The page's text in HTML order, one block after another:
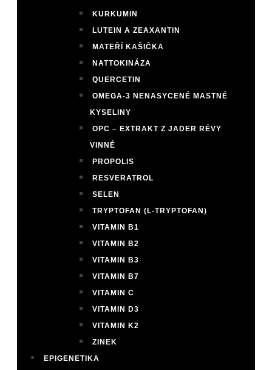
KURKUMIN
LUTEIN A ZEAXANTIN
MATEŘÍ KAŠIČKA
NATTOKINÁZA
QUERCETIN
OMEGA-3 NENASYCENÉ MASTNÉ
KYSELINY
OPC – EXTRAKT Z JADER RÉVY
VINNÉ
PROPOLIS
RESVERATROL
SELEN
TRYPTOFAN (L-TRYPTOFAN)
VITAMIN B1
VITAMIN B2
VITAMIN B3
VITAMIN B7
VITAMIN C
VITAMIN D3
VITAMIN K2
ZINEK
EPIGENETIKA